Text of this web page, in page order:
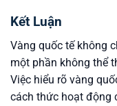
Kết Luận
Vàng quốc tế không
một phần không thể
Việc hiểu rõ vàng
cách thức hoạt động